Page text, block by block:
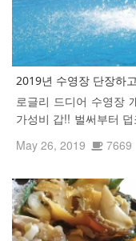
2019년 수영장 단장하
로글리 드디어 수영장
가성비 갑!! 벌써부터
May 26, 2019 7669